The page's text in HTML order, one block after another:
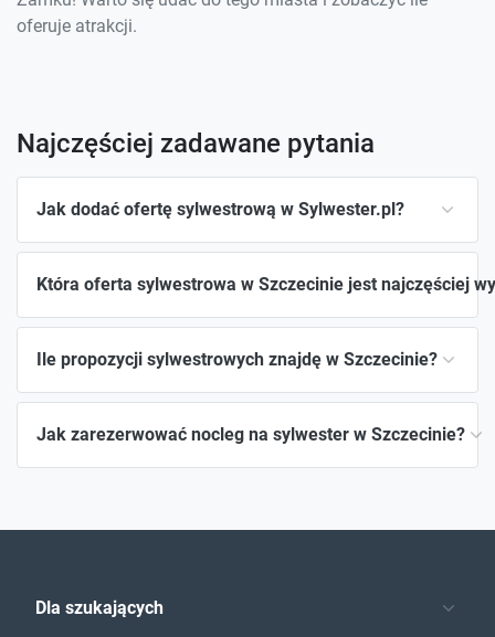
oferuje atrakcji.
Najczęściej zadawane pytania
Jak dodać ofertę sylwestrową w Sylwester.pl?
Która oferta sylwestrowa w Szczecinie jest najczęściej
Ile propozycji sylwestrowych znajdę w Szczecinie?
Jak zarezerwować nocleg na sylwester w Szczecinie?
Dla szukających